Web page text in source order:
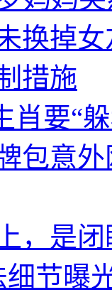
换掉
措施
肖要“
包意
，是
细节